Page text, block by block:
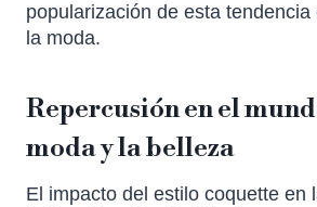
popularización de esta
la moda.
Repercusión en el
moda y la belleza
El impacto del estilo coquette en